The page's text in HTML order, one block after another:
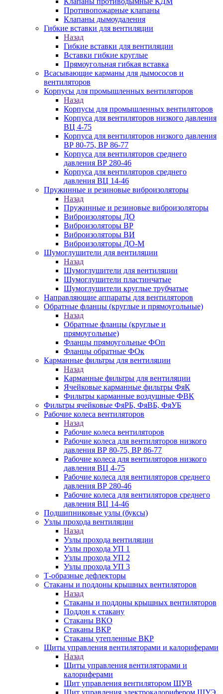
Противопожарные клапаны
Клапаны дымоудаления
Гибкие вставки для вентиляции
Назад
Гибкие вставки для вентиляции
Вставки гибкие круглые
Прямоугольная гибкая вставка
Всасывающие карманы для дымососов и
вентиляторов
Корпусы для промышленных вентиляторов
Назад
Корпусы для промышленных вентиляторов
Корпуса для вентиляторов низкого давления
ВЦ 4-75
Корпуса для вентиляторов низкого давления
ВР 80-75, ВР 86-77
Корпуса для вентиляторов среднего
давления ВР 280-46
Корпуса для вентиляторов среднего
давления ВЦ 14-46
Пружинные и резиновые виброизоляторы
Назад
Пружинные и резиновые виброизоляторы
Виброизоляторы ДО
Виброизоляторы ВР
Виброизоляторы ВИ
Виброизоляторы ДО-М
Шумоглушители для вентиляции
Назад
Шумоглушители для вентиляции
Шумоглушители пластинчатые
Шумоглушители круглые трубчатые
Направляющие аппараты для вентиляторов
Обратные фланцы (круглые и прямоугольные)
Назад
Обратные фланцы (круглые и
прямоугольные)
Фланцы прямоугольные ФОп
Фланцы обратные ФОк
Карманные фильтры для вентиляции
Назад
Карманные фильтры для вентиляции
Ячейковые карманные фильтры ФяК
Фильтры карманные воздушные ФВК
Фильтры ячейковые ФяРБ, ФяВБ, ФяУБ
Рабочие колеса вентиляторов
Назад
Рабочие колеса вентиляторов
Рабочие колеса для вентиляторов низкого
давления ВР 80-75, ВР 86-77
Рабочие колеса для вентиляторов низкого
давления ВЦ 4-75
Рабочие колеса для вентиляторов среднего
давления ВР 280-46
Рабочие колеса для вентиляторов среднего
давления ВЦ 14-46
Подшипниковые узлы (буксы)
Узлы прохода вентиляции
Назад
Узлы прохода вентиляции
Узлы прохода УП 1
Узлы прохода УП 2
Узлы прохода УП 3
Т-образные дефлекторы
Стаканы и поддоны крышных вентиляторов
Назад
Стаканы и поддоны крышных вентиляторов
Поддон к стакану
Стаканы ВКО
Стаканы ВКР
Стаканы утепленные ВКР
Щиты управления вентиляторами и калориферами
Назад
Щиты управления вентиляторами и
калориферами
Щит управления вентилятором ЩУВ
Щит управления электрокалорифером ЩУЭ